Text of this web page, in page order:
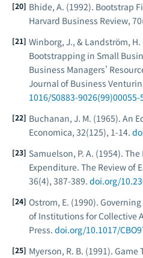
Bhide, A. (1992). Bootstrap
Harvard Business Review,
Winborg, J., & Landström,
Bootstrapping in Small
Business Managers'
Journal of Business
1016/S0883-9026(99)00055-
Buchanan, J. M. (1965). An
Economica, 32(125), 1-14.
Samuelson, P. A. (1954).
Expenditure. The Review of
36(4), 387-389. doi.org/
Ostrom, E. (1990).
of Institutions for Collective
Press. doi.org/10.1017/
Myerson, R. B. (1991). Game